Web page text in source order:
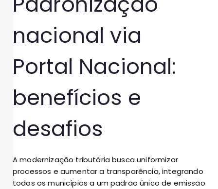
nacional via
Portal Nacional:
benefícios e
desafios
A modernização tributária busca uniformizar
processos e aumentar a transparência, integrando
todos os municípios a um padrão único de emissão